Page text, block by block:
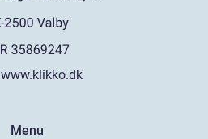
www.klikko.dk
Menu